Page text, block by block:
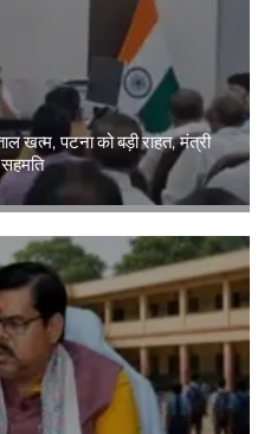
खत्म, पटना को बड़ी राहत, मंत्री
सहमति